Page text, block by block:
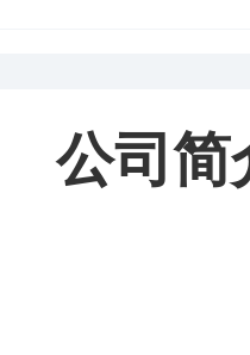
公司简